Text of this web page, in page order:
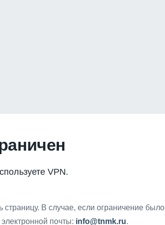
VPN.
В случае, если ограничение было
почты: info@tnmk.ru.